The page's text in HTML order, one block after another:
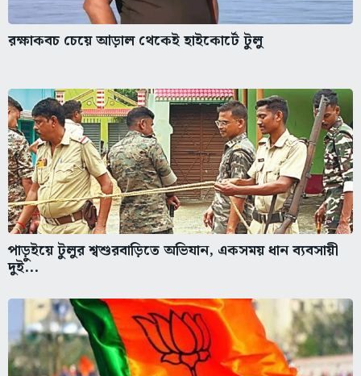
রক্ষাকবচ চেয়ে আড়াল থেকেই হাইকোর্টে টুলু
পাড়ুইয়ে টুলুর শ্বশুরবাড়িতে অভিযান, একসময় ধান ব্যবসায়ী
দুই...